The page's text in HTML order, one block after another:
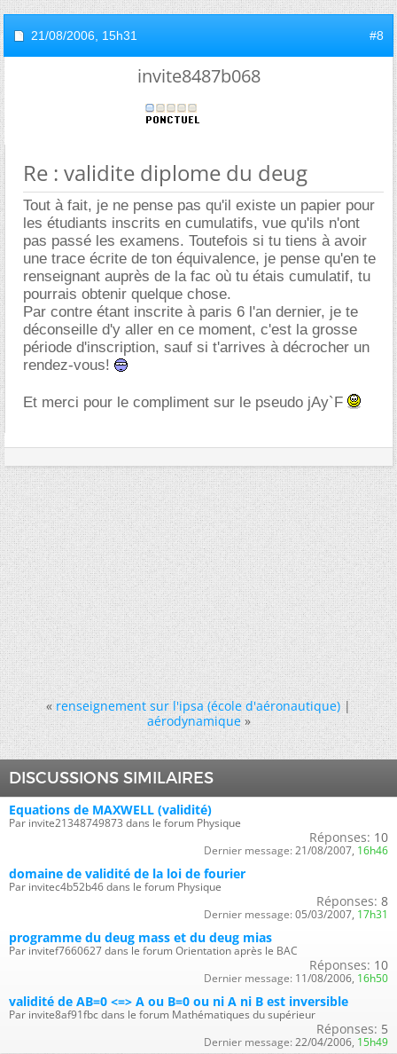
21/08/2006, 15h31 #8
invite8487b068
Re : validite diplome du deug
Tout à fait, je ne pense pas qu'il existe un papier pour
les étudiants inscrits en cumulatifs, vue qu'ils n'ont
pas passé les examens. Toutefois si tu tiens à avoir
une trace écrite de ton équivalence, je pense qu'en te
renseignant auprès de la fac où tu étais cumulatif, tu
pourrais obtenir quelque chose.
Par contre étant inscrite à paris 6 l'an dernier, je te
déconseille d'y aller en ce moment, c'est la grosse
période d'inscription, sauf si t'arrives à décrocher un
rendez-vous!
Et merci pour le compliment sur le pseudo jAy`F
« renseignement sur l'ipsa (école d'aéronautique)|
aérodynamique »
DISCUSSIONS SIMILAIRES
Equations de MAXWELL (validité)
Par invite21348749873 dans le forum Physique
Réponses: 10
Dernier message: 21/08/2007, 16h46
domaine de validité de la loi de fourier
Par invitec4b52b46 dans le forum Physique
Réponses: 8
Dernier message: 05/03/2007, 17h31
programme du deug mass et du deug mias
Par invitef7660627 dans le forum Orientation après le BAC
Réponses: 10
Dernier message: 11/08/2006, 16h50
validité de AB=0 <=> A ou B=0 ou ni A ni B est inversible
Par invite8af91fbc dans le forum Mathématiques du supérieur
Réponses: 5
Dernier message: 22/04/2006, 15h49